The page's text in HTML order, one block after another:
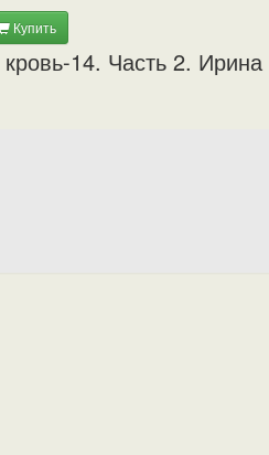
Купить
14. Часть 2. Ирина